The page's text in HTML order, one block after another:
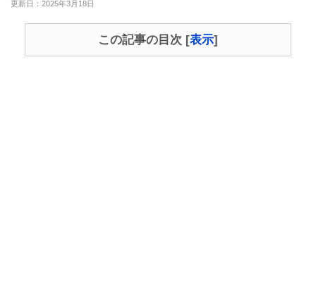
更新日：2025年3月18日
この記事の目次 [表示]